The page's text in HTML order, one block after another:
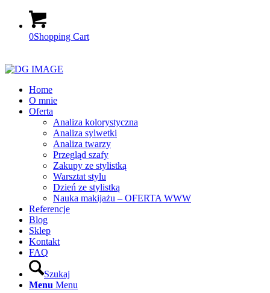
0Shopping Cart
Home
O mnie
Oferta
Analiza kolorystyczna
Analiza sylwetki
Analiza twarzy
Przegląd szafy
Zakupy ze stylistką
Warsztat stylu
Dzień ze stylistką
Nauka makijażu – OFERTA WWW
Referencje
Blog
Sklep
Kontakt
FAQ
Szukaj
Menu Menu